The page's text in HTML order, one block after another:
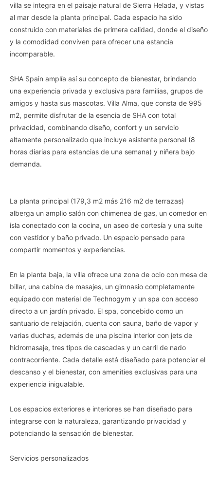
villa se integra en el paisaje natural de Sierra Helada, y vistas
al mar desde la planta principal. Cada espacio ha sido
construido con materiales de primera calidad, donde el diseño
y la comodidad conviven para ofrecer una estancia
incomparable.
SHA Spain amplía así su concepto de bienestar, brindando
una experiencia privada y exclusiva para familias, grupos de
amigos y hasta sus mascotas. Villa Alma, que consta de 995
m2, permite disfrutar de la esencia de SHA con total
privacidad, combinando diseño, confort y un servicio
altamente personalizado que incluye asistente personal (8
horas diarias para estancias de una semana) y niñera bajo
demanda.
La planta principal (179,3 m2 más 216 m2 de terrazas)
alberga un amplio salón con chimenea de gas, un comedor en
isla conectado con la cocina, un aseo de cortesía y una suite
con vestidor y baño privado. Un espacio pensado para
compartir momentos y experiencias.
En la planta baja, la villa ofrece una zona de ocio con mesa de
billar, una cabina de masajes, un gimnasio completamente
equipado con material de Technogym y un spa con acceso
directo a un jardín privado. El spa, concebido como un
santuario de relajación, cuenta con sauna, baño de vapor y
varias duchas, además de una piscina interior con jets de
hidromasaje, tres tipos de cascadas y un carril de nado
contracorriente. Cada detalle está diseñado para potenciar el
descanso y el bienestar, con amenities exclusivas para una
experiencia inigualable.
Los espacios exteriores e interiores se han diseñado para
integrarse con la naturaleza, garantizando privacidad y
potenciando la sensación de bienestar.
Servicios personalizados